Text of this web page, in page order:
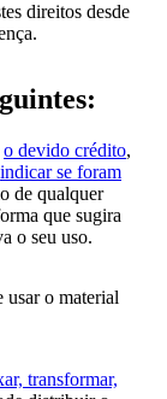
direitos desde
o devido crédito,
indicar se foram
de qualquer
que sugira
o seu uso.
o material
transformar,